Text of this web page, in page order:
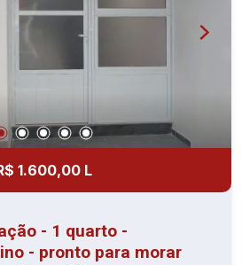
1.600,00 L
-
Presidente Altino - pronto para morar